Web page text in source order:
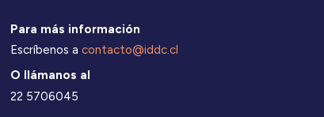
Para más información
Escríbenos a contacto@iddc.cl
O llámanos al
22 5706045